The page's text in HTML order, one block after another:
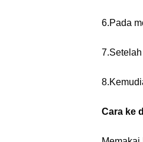
6.Pada
Cara ke